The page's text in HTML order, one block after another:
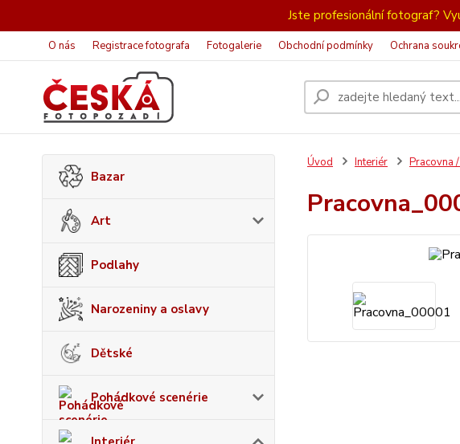
Jste profesionální fotograf?
O nás Registrace fotografa Fotogalerie Obchodní podmínky Ochrana
Bazar
Art
Podlahy
Narozeniny a oslavy
Dětské
Pohádkové scenérie
Úvod Interiér Pracovna